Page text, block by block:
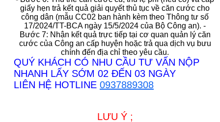
giấy hẹn trả kết quả giải quyết thủ tục về căn cước cho
công dân (mẫu CC02 ban hành kèm theo Thông tư số
17/2024/TT-BCA ngày 15/5/2024 của Bộ Công an). -
Bước 7: Nhận kết quả trực tiếp tại cơ quan quản lý căn
cước của Công an cấp huyện hoặc trả qua dịch vụ bưu
chính đến địa chỉ theo yêu cầu.
QUÝ KHÁCH CÓ NHU CẦU TƯ VẤN NỘP
NHANH LẤY SỚM 02 ĐẾN 03 NGÀY
LIÊN HỆ HOTLINE 0937889308
LƯU Ý ;